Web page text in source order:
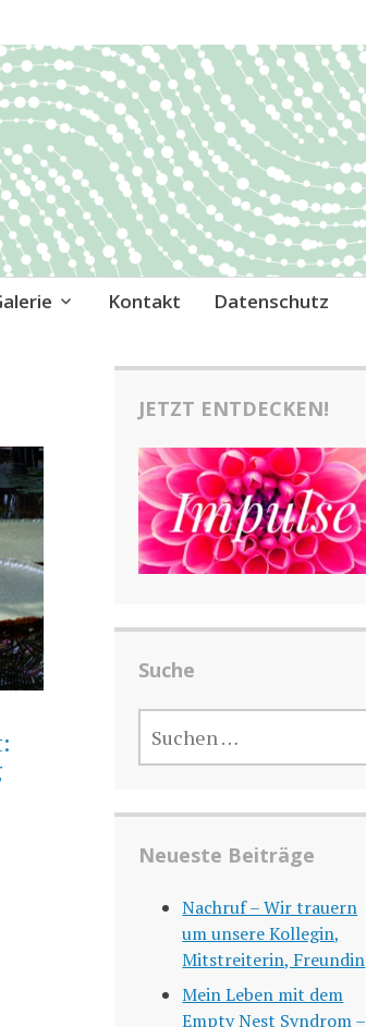
Kontakt Datenschutz
JETZT ENTDECKEN!
Suche
NACH:
Neueste Beiträge
Nachruf – Wir trauern
um unsere Kollegin,
Mitstreiterin, Freundin
Mein Leben mit dem
Empty Nest Syndrom –